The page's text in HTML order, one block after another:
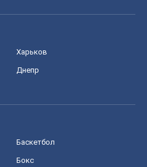
Харьков
Днепр
Баскетбол
Бокс